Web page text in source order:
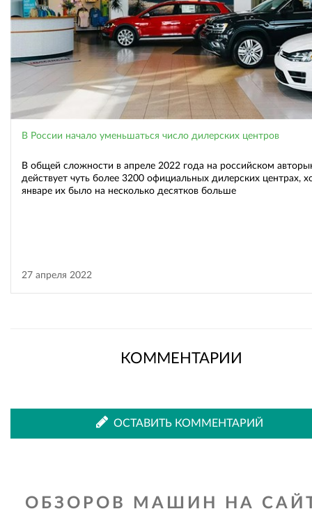
В России начало уменьшаться число дилерских центров
В общей сложности в апреле 2022 года на российском
действует чуть более 3200 официальных дилерских центрах,
январе их было на несколько десятков больше
27 апреля 2022
КОММЕНТАРИИ
ОСТАВИТЬ КОММЕНТАРИЙ
ОБЗОРОВ МАШИН НА